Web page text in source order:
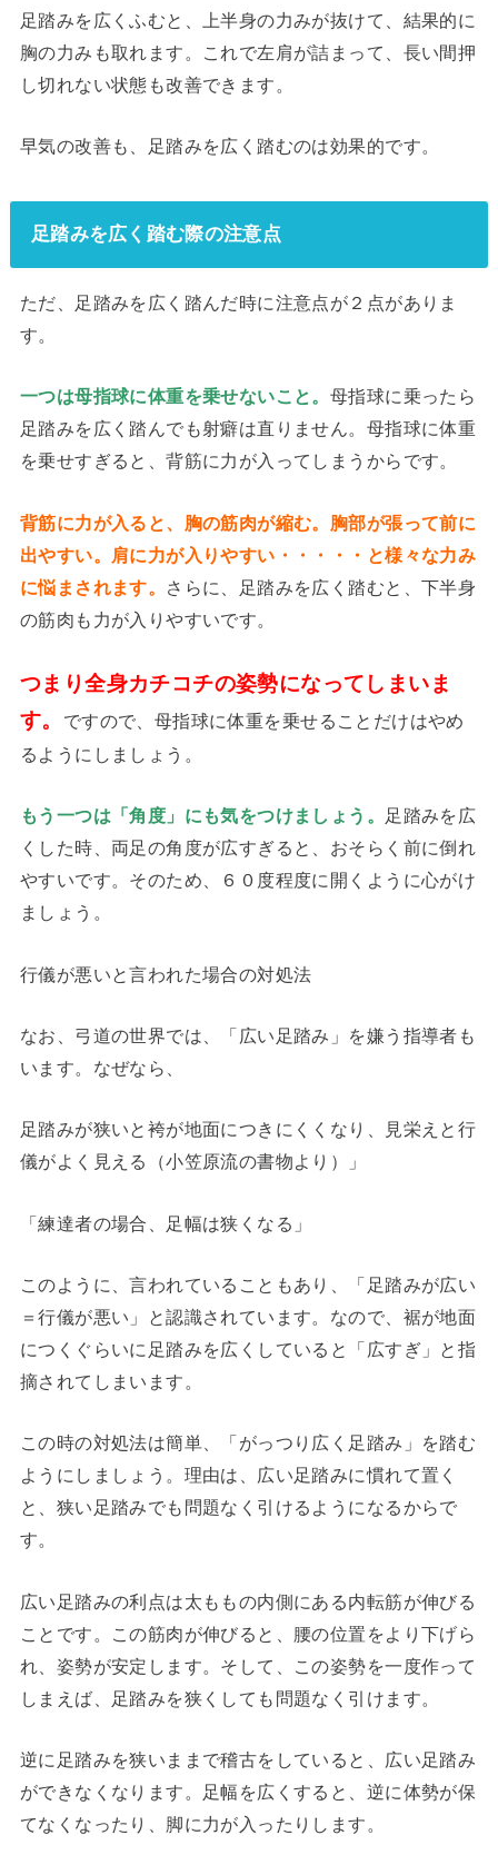
足踏みを広くふむと、上半身の力みが抜けて、結果的に
胸の力みも取れます。これで左肩が詰まって、長い間押
し切れない状態も改善できます。
早気の改善も、足踏みを広く踏むのは効果的です。
足踏みを広く踏む際の注意点
ただ、足踏みを広く踏んだ時に注意点が２点がありま
す。
一つは母指球に体重を乗せないこと。 母指球に乗ったら
足踏みを広く踏んでも射癖は直りません。母指球に体重
を乗せすぎると、背筋に力が入ってしまうからです。
背筋に力が入ると、胸の筋肉が縮む。胸部が張って前に
出やすい。肩に力が入りやすい・・・・・と様々な力み
に悩まされます。 さらに、足踏みを広く踏むと、下半身
の筋肉も力が入りやすいです。
つまり全身カチコチの姿勢になってしまいま
す。
ですので、母指球に体重を乗せることだけはやめ
るようにしましょう。
もう一つは「角度」にも気をつけましょう。
足踏みを広
くした時、両足の角度が広すぎると、おそらく前に倒れ
やすいです。そのため、６０度程度に開くように心がけ
ましょう。
行儀が悪いと言われた場合の対処法
なお、弓道の世界では、「広い足踏み」を嫌う指導者も
います。なぜなら、
足踏みが狭いと袴が地面につきにくくなり、見栄えと行
儀がよく見える（小笠原流の書物より）」
「練達者の場合、足幅は狭くなる」
このように、言われていることもあり、「足踏みが広い
＝行儀が悪い」と認識されています。なので、裾が地面
につくぐらいに足踏みを広くしていると「広すぎ」と指
摘されてしまいます。
この時の対処法は簡単、「がっつり広く足踏み」を踏む
ようにしましょう。理由は、広い足踏みに慣れて置く
と、狭い足踏みでも問題なく引けるようになるからで
す。
広い足踏みの利点は太ももの内側にある内転筋が伸びる
ことです。この筋肉が伸びると、腰の位置をより下げら
れ、姿勢が安定します。そして、この姿勢を一度作って
しまえば、足踏みを狭くしても問題なく引けます。
逆に足踏みを狭いままで稽古をしていると、広い足踏み
ができなくなります。足幅を広くすると、逆に体勢が保
てなくなったり、脚に力が入ったりします。